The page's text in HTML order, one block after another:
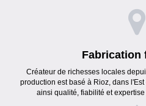
Fabrication
Créateur de richesses locales
production est basé à Rioz, dans
ainsi qualité, fiabilité et